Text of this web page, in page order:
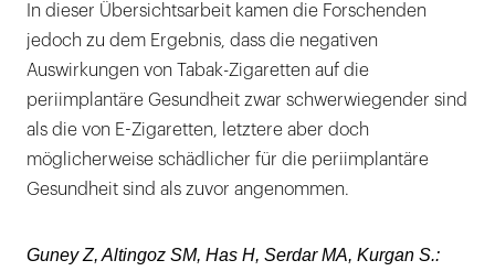
In dieser Übersichtsarbeit kamen die Forschenden
jedoch zu dem Ergebnis, dass die negativen
Auswirkungen von Tabak-Zigaretten auf die
periimplantäre Gesundheit zwar schwerwiegender sind
als die von E-Zigaretten, letztere aber doch
möglicherweise schädlicher für die periimplantäre
Gesundheit sind als zuvor angenommen.
Guney Z, Altingoz SM, Has H, Serdar MA, Kurgan S.: